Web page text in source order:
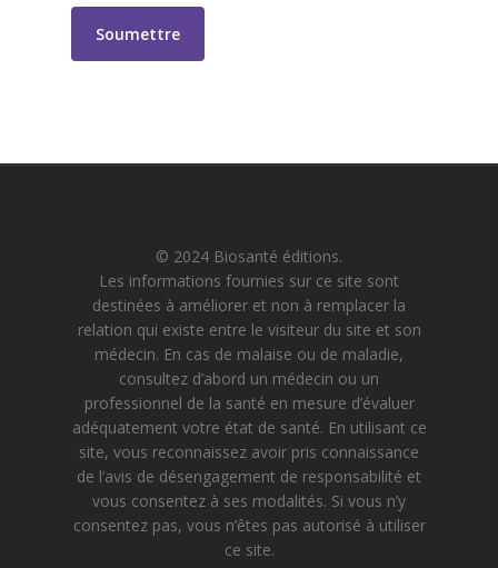
© 2024 Biosanté éditions.
Les informations fournies sur ce site sont
destinées à améliorer et non à remplacer la
relation qui existe entre le visiteur du site et son
médecin. En cas de malaise ou de maladie,
consultez d’abord un médecin ou un
professionnel de la santé en mesure d’évaluer
adéquatement votre état de santé. En utilisant ce
site, vous reconnaissez avoir pris connaissance
de l’avis de désengagement de responsabilité et
vous consentez à ses modalités. Si vous n’y
consentez pas, vous n’êtes pas autorisé à utiliser
ce site.